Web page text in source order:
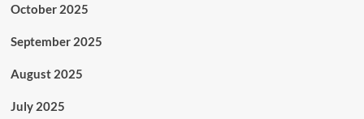
October 2025
September 2025
August 2025
July 2025